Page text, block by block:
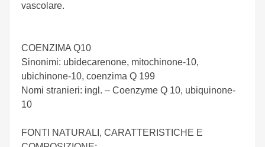
vascolare.
COENZIMA Q10
Sinonimi: ubidecarenone, mitochinone-10,
ubichinone-10, coenzima Q 199
Nomi stranieri: ingl. – Coenzyme Q 10, ubiquinone-
10
FONTI NATURALI, CARATTERISTICHE E